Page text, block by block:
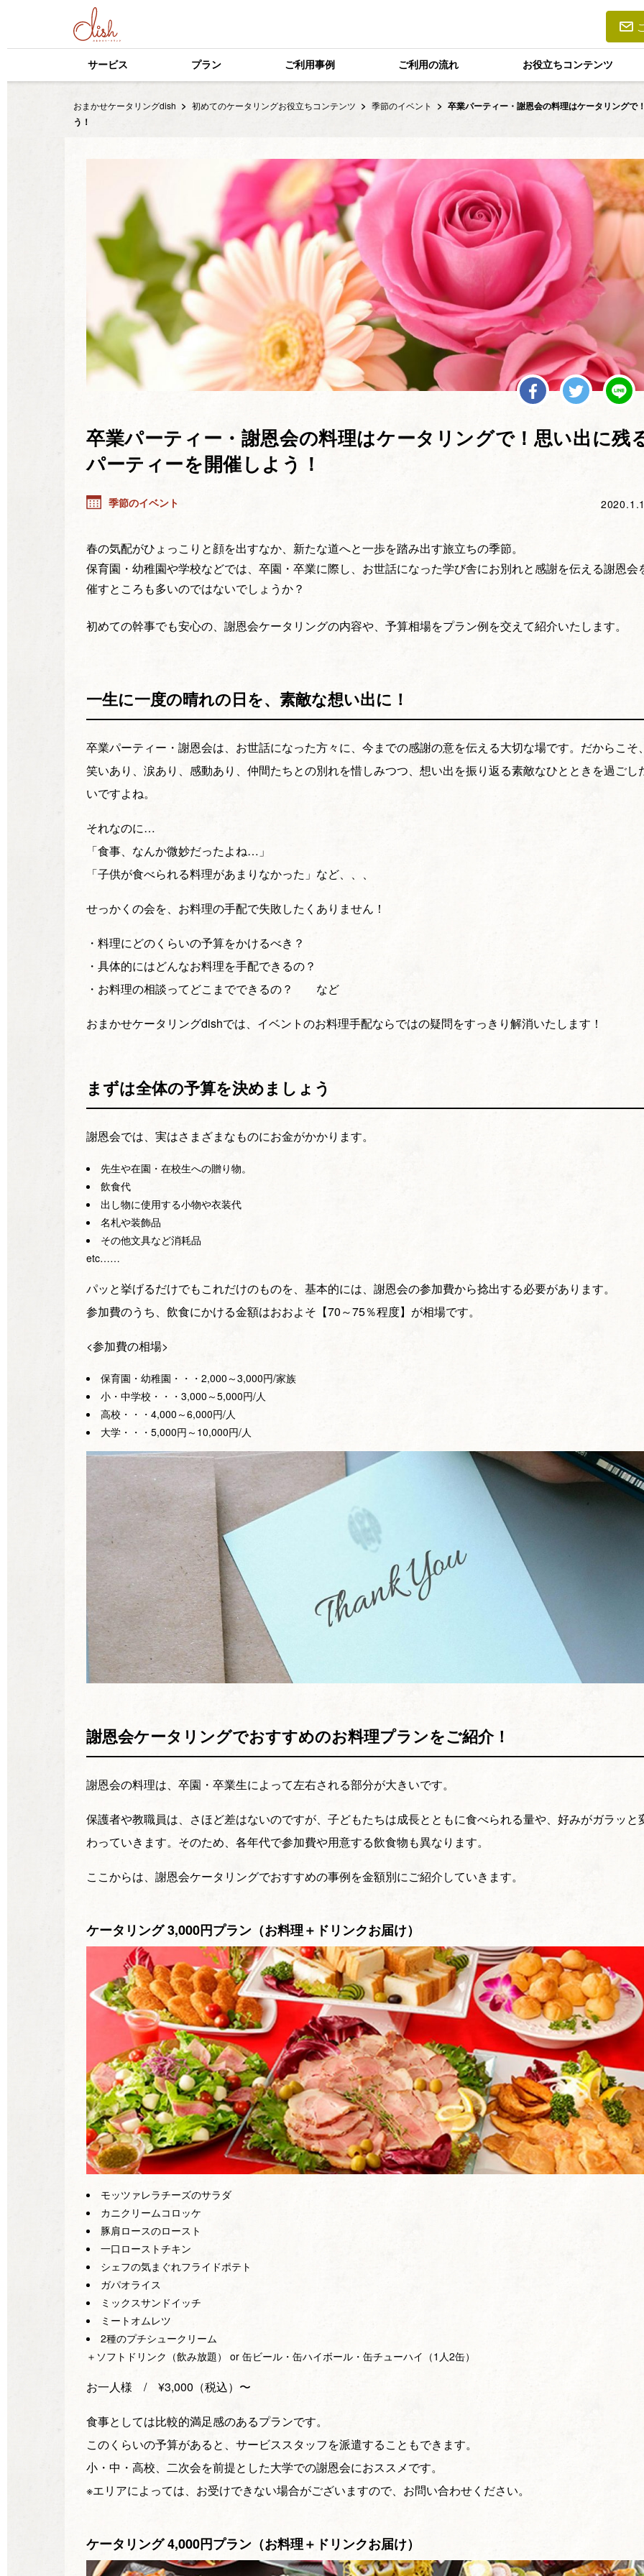
サービス プラン ご利用事例 ご利用の流れ お役立ちコンテンツ
おまかせケータリングdish 初めてのケータリングお役立ちコンテンツ 季節のイベント
卒業パーティー・謝恩会の料理はケータリングで
う！
卒業パーティー・謝恩会の料理はケータリングで！思い出に残
パーティーを開催しよう！
季節のイベント
春の気配がひょっこりと顔を出すなか、新たな道へと一歩を踏み出す旅立ちの季節。
保育園・幼稚園や学校などでは、卒園・卒業に際し、お世話になった学び舎にお別れと感謝を伝える謝恩会
催すところも多いのではないでしょうか？
初めての幹事でも安心の、謝恩会ケータリングの内容や、予算相場をプラン例を交えて紹介いたします。
一生に一度の晴れの日を、素敵な想い出に！
卒業パーティー・謝恩会は、お世話になった方々に、今までの感謝の意を伝える大切な場です。だからこそ
笑いあり、涙あり、感動あり、仲間たちとの別れを惜しみつつ、想い出を振り返る素敵なひとときを過ごし
いですよね。
それなのに…
「食事、なんか微妙だったよね…」
「子供が食べられる料理があまりなかった」など、、、
せっかくの会を、お料理の手配で失敗したくありません！
・料理にどのくらいの予算をかけるべき？
・具体的にはどんなお料理を手配できるの？
・お料理の相談ってどこまでできるの？ など
おまかせケータリングdishでは、イベントのお料理手配ならではの疑問をすっきり解消いたします！
まずは全体の予算を決めましょう
謝恩会では、実はさまざまなものにお金がかかります。
先生や在園・在校生への贈り物。
飲食代
出し物に使用する小物や衣装代
名札や装飾品
その他文具など消耗品
etc……
パッと挙げるだけでもこれだけのものを、基本的には、謝恩会の参加費から捻出する必要があります。
参加費のうち、飲食にかける金額はおおよそ【70～75％程度】が相場です。
<参加費の相場>
保育園・幼稚園・・・2,000～3,000円/家族
小・中学校・・・3,000～5,000円/人
高校・・・4,000～6,000円/人
大学・・・5,000円～10,000円/人
謝恩会ケータリングでおすすめのお料理プランをご紹介！
謝恩会の料理は、卒園・卒業生によって左右される部分が大きいです。
保護者や教職員は、さほど差はないのですが、子どもたちは成長とともに食べられる量や、好みがガラッと
わっていきます。そのため、各年代で参加費や用意する飲食物も異なります。
ここからは、謝恩会ケータリングでおすすめの事例を金額別にご紹介していきます。
ケータリング 3,000円プラン（お料理＋ドリンクお届け）
モッツァレラチーズのサラダ
カニクリームコロッケ
豚肩ロースのロースト
一口ローストチキン
シェフの気まぐれフライドポテト
ガパオライス
ミックスサンドイッチ
ミートオムレツ
2種のプチシュークリーム
＋ソフトドリンク（飲み放題） or 缶ビール・缶ハイボール・缶チューハイ（1人2缶）
お一人様 / ¥3,000（税込）〜
食事としては比較的満足感のあるプランです。
このくらいの予算があると、サービススタッフを派遣することもできます。
小・中・高校、二次会を前提とした大学での謝恩会におススメです。
※エリアによっては、お受けできない場合がございますので、お問い合わせください。
ケータリング 4,000円プラン（お料理＋ドリンクお届け）